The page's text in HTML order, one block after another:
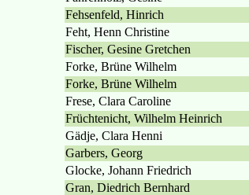
Fehsenfeld, Hinrich
Feht, Henn Christine
Fischer, Gesine Gretchen
Forke, Brüne Wilhelm
Forke, Brüne Wilhelm
Frese, Clara Caroline
Früchtenicht, Wilhelm Heinrich
Gädje, Clara Henni
Garbers, Georg
Glocke, Johann Friedrich
Gran, Diedrich Bernhard